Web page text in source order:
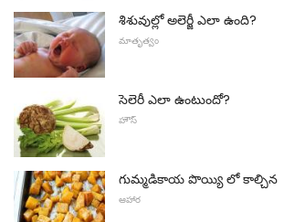
శిశువుల్లో అలెర్జీ ఎలా ఉంది?
మాతృత్వం
సెలెరీ ఎలా ఉంటుందో?
హౌస్
గుమ్మడికాయ పొయ్యి లో కాల్చిన
ఆహార